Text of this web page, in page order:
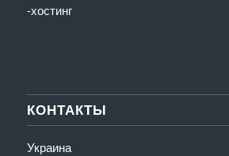
-хостинг
КОНТАКТЫ
Украина